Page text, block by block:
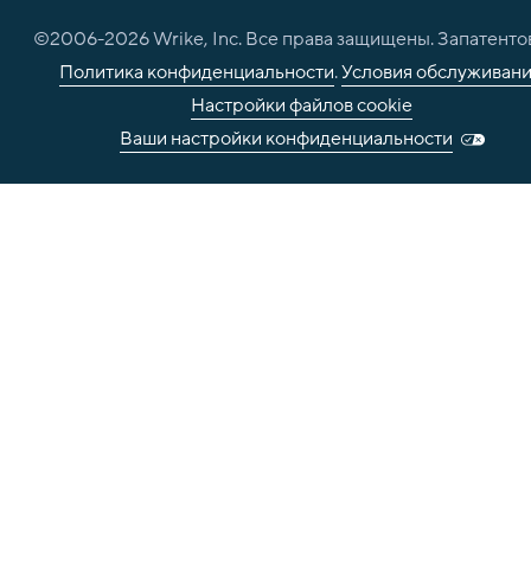
©2006-2026Wrike, Inc. Все права защищены.
Политика конфиденциальности.Условия
Настройки файлов cookie
Ваши настройки конфиденциальности